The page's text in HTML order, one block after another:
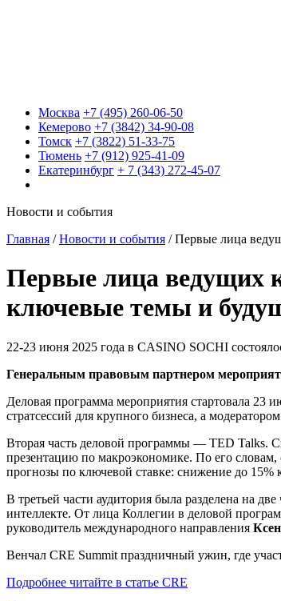
Москва +7 (495) 260-06-50
Кемерово +7 (3842) 34-90-08
Томск +7 (3822) 51-33-75
Тюмень +7 (912) 925-41-09
Екатеринбург + 7 (343) 272-45-07
Новости и события
Главная /Новости и события /Первые лица
Первые лица ведущих
ключевые темы и
22-23 июня 2025 года в CASINO SOCHI
Генеральным правовым партнером
Деловая программа мероприятия стартовала
стратсессий для крупного бизнеса, а
Вторая часть деловой программы — TED Talks.
презентацию по макроэкономике. По его
прогнозы по ключевой ставке: снижение до 15%
В третьей части аудитория была разделена на
интеллекте. От лица Коллегии в деловой
руководитель международного направления
Венчал CRE Summit праздничный ужин, где
Подробнее читайте в статье CRE